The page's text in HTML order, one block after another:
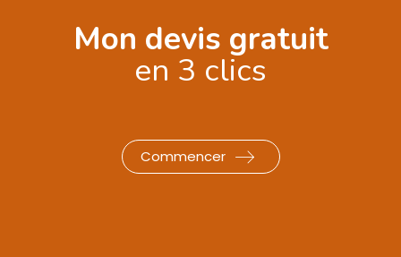
Mon devis gratuit
en 3 clics
Commencer